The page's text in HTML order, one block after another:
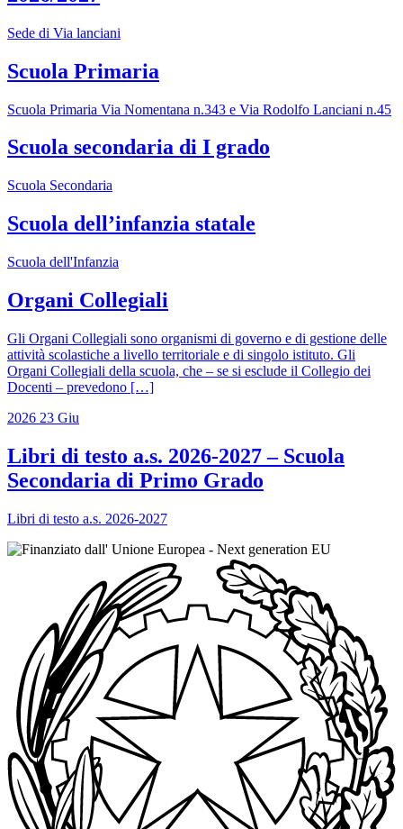
Sede di Via lanciani
Scuola Primaria
Scuola Primaria Via Nomentana n.343 e Via Rodolfo Lanciani n.45
Scuola secondaria di I grado
Scuola Secondaria
Scuola dell’infanzia statale
Scuola dell'Infanzia
Organi Collegiali
Gli Organi Collegiali sono organismi di governo e di gestione delle
attività scolastiche a livello territoriale e di singolo istituto. Gli
Organi Collegiali della scuola, che – se si esclude il Collegio dei
Docenti – prevedono […]
2026 23 Giu
Libri di testo a.s. 2026-2027 – Scuola
Secondaria di Primo Grado
Libri di testo a.s. 2026-2027